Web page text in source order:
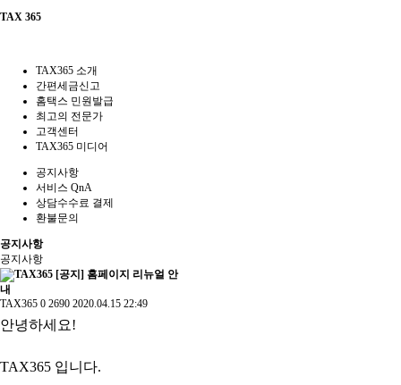
TAX 365
TAX365 소개
간편세금신고
홈택스 민원발급
최고의 전문가
고객센터
TAX365 미디어
공지사항
서비스 QnA
상담수수료 결제
환불문의
공지사항
공지사항
[공지] 홈페이지 리뉴얼 안
내
TAX365 0 2690 2020.04.15 22:49
안녕하세요!
TAX365 입니다.